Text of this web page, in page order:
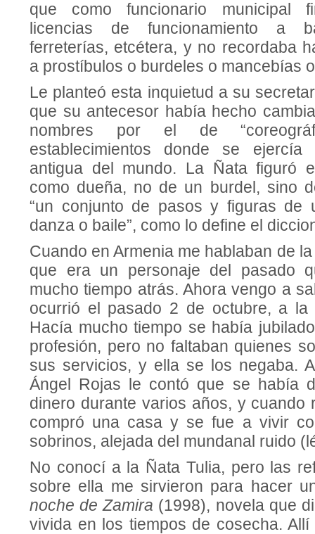
que como funcionario municipal
licencias de funcionamiento a
ferreterías, etcétera, y no recordaba
a prostíbulos o burdeles o mancebías
Le planteó esta inquietud a su
que su antecesor había hecho
nombres por el de
establecimientos donde se
antigua del mundo. La Ñata figuró
como dueña, no de un burdel, sino
“un conjunto de pasos y figuras de
danza o baile”, como lo define el
Cuando en Armenia me hablaban de
que era un personaje del pasado
mucho tiempo atrás. Ahora vengo a
ocurrió el pasado 2 de octubre, a
Hacía mucho tiempo se había
profesión, pero no faltaban quienes
sus servicios, y ella se los negaba.
Ángel Rojas le contó que se había
dinero durante varios años, y cuando
compró una casa y se fue a vivir
sobrinos, alejada del mundanal ruido
No conocí a la Ñata Tulia, pero las
sobre ella me sirvieron para hacer
noche de Zamira (1998), novela que
vivida en los tiempos de cosecha.